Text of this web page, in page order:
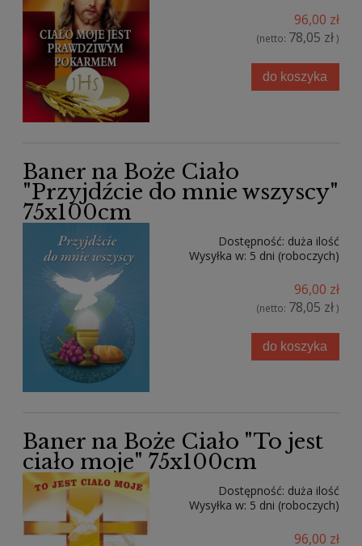
96,00 zł
(netto: 78,05 zł)
do koszyka
Baner na Boże Ciało
"Przyjdźcie do mnie wszyscy"
75x100cm
Dostępność: duża ilość
Wysyłka w: 5 dni (roboczych)
96,00 zł
(netto: 78,05 zł)
do koszyka
Baner na Boże Ciało "To jest
ciało moje" 75x100cm
Dostępność: duża ilość
Wysyłka w: 5 dni (roboczych)
96,00 zł